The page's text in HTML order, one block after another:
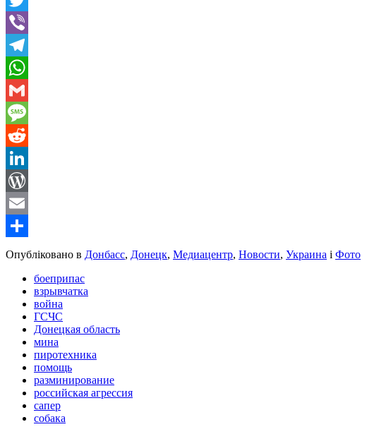
Twitter
Viber
Telegram
WhatsApp
Gmail
Message
Reddit
LinkedIn
WordPress
Email
Share
Опубліковано в Донбасс, Донецк, Медиацентр, Новости, Украина і Фото
боеприпас
взрывчатка
война
ГСЧС
Донецкая область
мина
пиротехника
помощь
разминирование
российская агрессия
сапер
собака